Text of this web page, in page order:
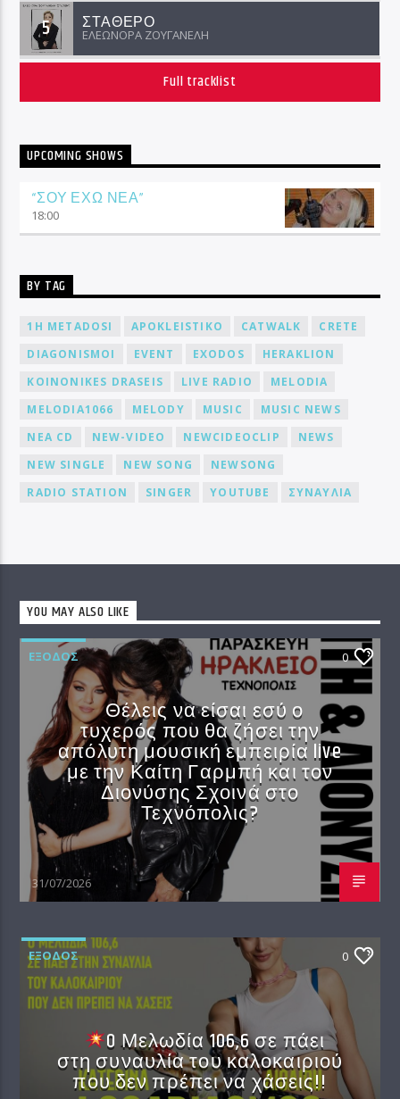
5 ΣΤΑΘΕΡΟ
ΕΛΕΩΝΟΡΑ ΖΟΥΓΑΝΕΛΗ
Full tracklist
UPCOMING SHOWS
“ΣΟΥ ΕΧΩ ΝΕΑ”
18:00
BY TAG
1H METADOSI APOKLEISTIKO CATWALK
CRETE
DIAGONISMOI
EVENT EXODOS
HERAKLION
KOINONIKES DRASEIS
LIVE RADIO
MELODIA
MELODIA1066
MELODY MUSIC
MUSIC NEWS
NEA CD
NEW-VIDEO NEWCIDEOCLIP
NEWS
NEW SINGLE
NEW SONG
NEWSONG
RADIO STATION
SINGER YOUTUBE ΣΥΝΑΥΛΙΑ
YOU MAY ALSO LIKE
EΞΟΔΟΣ 0
Θέλεις να είσαι εσύ ο
τυχερός που θα ζήσει την
απόλυτη μουσική εμπειρία live
με την Καίτη Γαρμπή και τον
Διονύσης Σχοινά στο
Τεχνόπολις?
31/07/2026
EΞΟΔΟΣ 0
O Μελωδία 106,6 σε πάει
στη συναυλία του καλοκαιριού
που δεν πρέπει να χάσεις!!